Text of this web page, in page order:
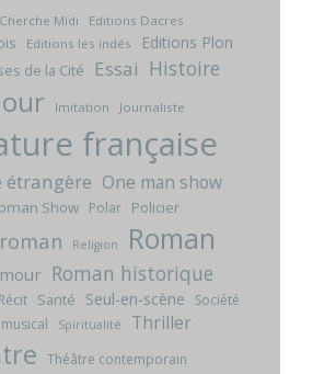
Midi
Editions Dacres
Editions les indés Editions Plon
de la Cité Essai Histoire
Imitation Journaliste
française
One man show
Show Polar Policier
Religion Roman
Roman historique
Récit Santé Seul-en-scène
Société
Spiritualité Thriller
Théâtre contemporain